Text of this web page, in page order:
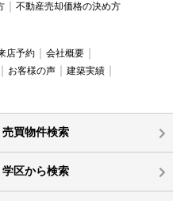
不動産売却価格の決め方
店予約
会社概要
お客様の声
建築実績
売買物件検索
学区から検索